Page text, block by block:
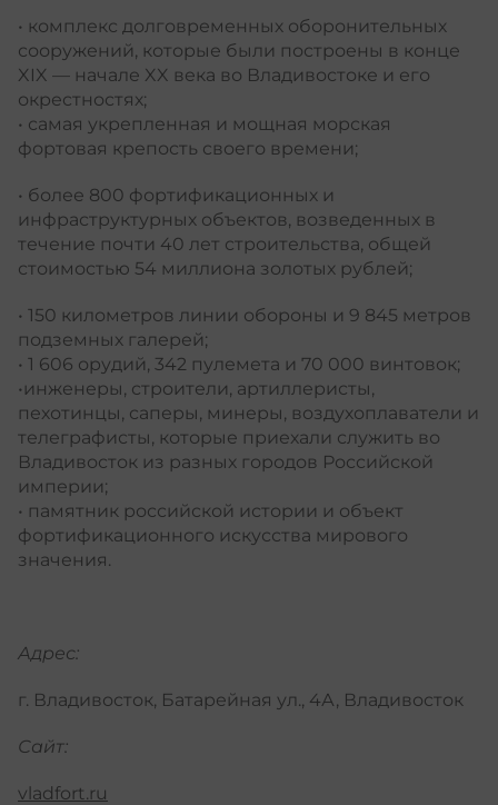
• комплекс долговременных оборонительных
сооружений, которые были построены в конце
XIX — начале XX века во Владивостоке и его
окрестностях;
• самая укрепленная и мощная морская
фортовая крепость своего времени;
• более 800 фортификационных и
инфраструктурных объектов, возведенных в
течение почти 40 лет строительства, общей
стоимостью 54 миллиона золотых рублей;
• 150 километров линии обороны и 9 845 метров
подземных галерей;
• 1 606 орудий, 342 пулемета и 70 000 винтовок;
•инженеры, строители, артиллеристы,
пехотинцы, саперы, минеры, воздухоплаватели и
телеграфисты, которые приехали служить во
Владивосток из разных городов Российской
империи;
• памятник российской истории и объект
фортификационного искусства мирового
значения.
Адрес:
г. Владивосток, Батарейная ул., 4А, Владивосток
Сайт:
vladfort.ru